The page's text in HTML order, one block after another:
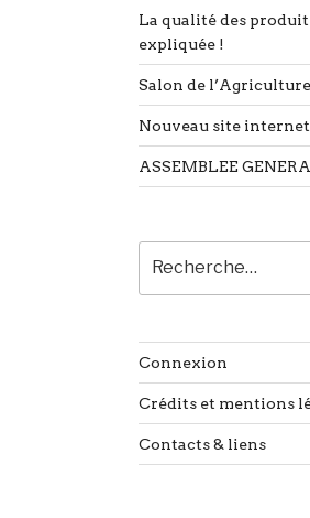
La qualité des
expliquée !
Salon de
Nouveau site
ASSEMBLEE
pour
:
Connexion
Crédits et mentions
Contacts & liens